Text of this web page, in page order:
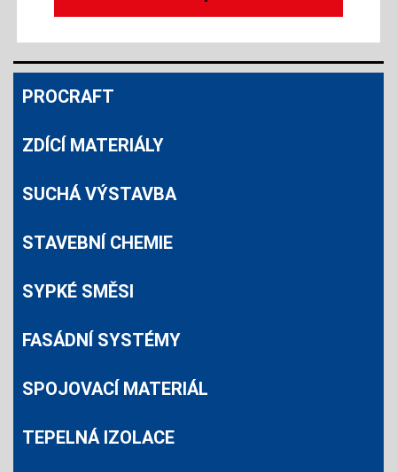
PROCRAFT
ZDÍCÍ MATERIÁLY
SUCHÁ VÝSTAVBA
STAVEBNÍ CHEMIE
SYPKÉ SMĚSI
FASÁDNÍ SYSTÉMY
SPOJOVACÍ MATERIÁL
TEPELNÁ IZOLACE